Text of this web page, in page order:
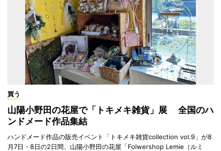
買う
山陽小野田の花屋で「トキメキ雑貨」展 全国のハ
ンドメード作品集結
ハンドメード作品の販売イベント「トキメキ雑貨collection vol.9」が8
月7日・8日の2日間、山陽小野田の花屋「Folwershop Lemie（ルミ